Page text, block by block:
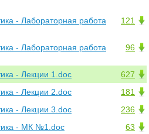
121
- Лабораторная работа
96
- Лабораторная работа
627
- Лекции 1.doc
181
- Лекции 2.doc
236
- Лекции 3.doc
63
- МК №1.doc